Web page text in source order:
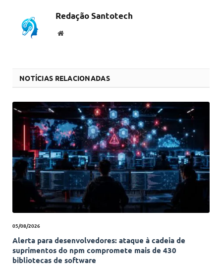
Redação Santotech
Website
NOTÍCIAS RELACIONADAS
05/08/2026
Alerta para desenvolvedores: ataque à cadeia de
suprimentos do npm compromete mais de 430
bibliotecas de software